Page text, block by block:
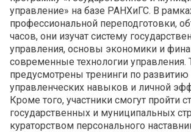
управление» на базе РАНХиГС. В
профессиональной переподготовки,
часов, они изучат систему
управления, основы экономики и
современные технологии управления.
предусмотрены тренинги по развитию
управленческих навыков и личной
Кроме того, участники смогут пройти
государственных и муниципальных
кураторством персонального